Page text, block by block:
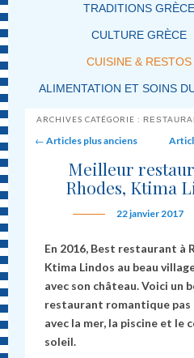
TRADITIONS GRÈCE
CULTURE GRÈCE
CUISINE & RESTOS
ALIMENTATION ET SOINS
ARCHIVES CATÉGORIE :
Post navigation
← Articles plus anciens
Meilleur
Rhodes, Ktima
22 janvier 2017
En 2016, Best restaurant à
Ktima Lindos au beau
avec son château. Voici un
restaurant romantique pas
avec la mer, la piscine et le
soleil.